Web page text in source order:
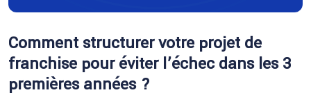
Comment structurer votre projet de
franchise pour éviter l’échec dans les 3
premières années ?